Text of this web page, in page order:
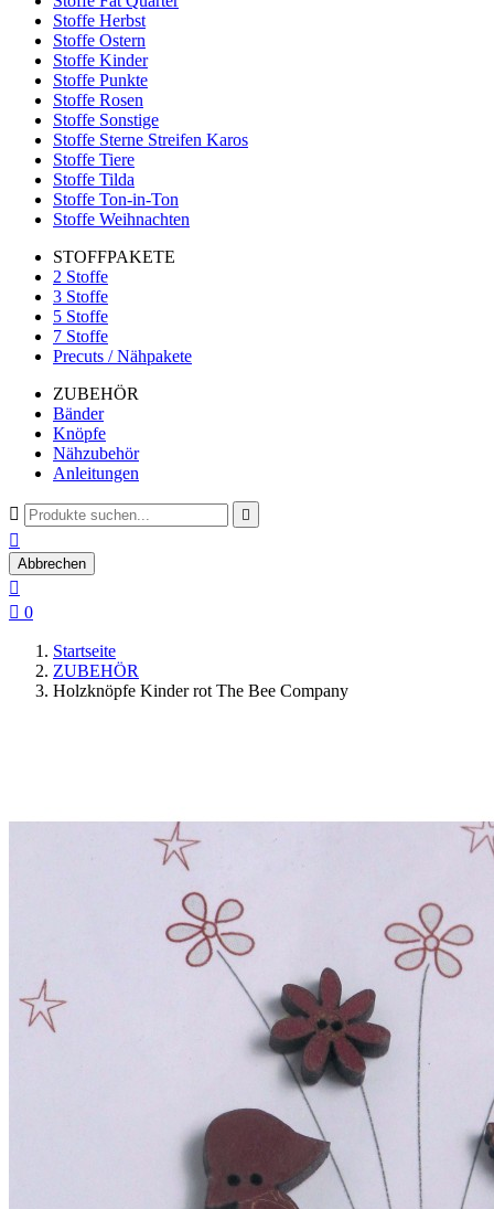
Stoffe Herbst
Stoffe Ostern
Stoffe Kinder
Stoffe Punkte
Stoffe Rosen
Stoffe Sonstige
Stoffe Sterne Streifen Karos
Stoffe Tiere
Stoffe Tilda
Stoffe Ton-in-Ton
Stoffe Weihnachten
STOFFPAKETE
2 Stoffe
3 Stoffe
5 Stoffe
7 Stoffe
Precuts / Nähpakete
ZUBEHÖR
Bänder
Knöpfe
Nähzubehör
Anleitungen
 

Abbrechen

 0
Startseite
ZUBEHÖR
Holzknöpfe Kinder rot The Bee Company